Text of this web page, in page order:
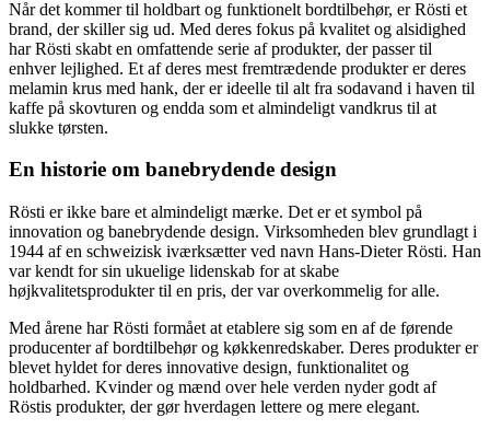
Når det kommer til holdbart og funktionelt bordtilbehør, er Rösti et
brand, der skiller sig ud. Med deres fokus på kvalitet og alsidighed
har Rösti skabt en omfattende serie af produkter, der passer til
enhver lejlighed. Et af deres mest fremtrædende produkter er deres
melamin krus med hank, der er ideelle til alt fra sodavand i haven til
kaffe på skovturen og endda som et almindeligt vandkrus til at
slukke tørsten.
En historie om banebrydende design
Rösti er ikke bare et almindeligt mærke. Det er et symbol på
innovation og banebrydende design. Virksomheden blev grundlagt i
1944 af en schweizisk iværksætter ved navn Hans-Dieter Rösti. Han
var kendt for sin ukuelige lidenskab for at skabe
højkvalitetsprodukter til en pris, der var overkommelig for alle.
Med årene har Rösti formået at etablere sig som en af ​​de førende
producenter af bordtilbehør og køkkenredskaber. Deres produkter er
blevet hyldet for deres innovative design, funktionalitet og
holdbarhed. Kvinder og mænd over hele verden nyder godt af
Röstis produkter, der gør hverdagen lettere og mere elegant.